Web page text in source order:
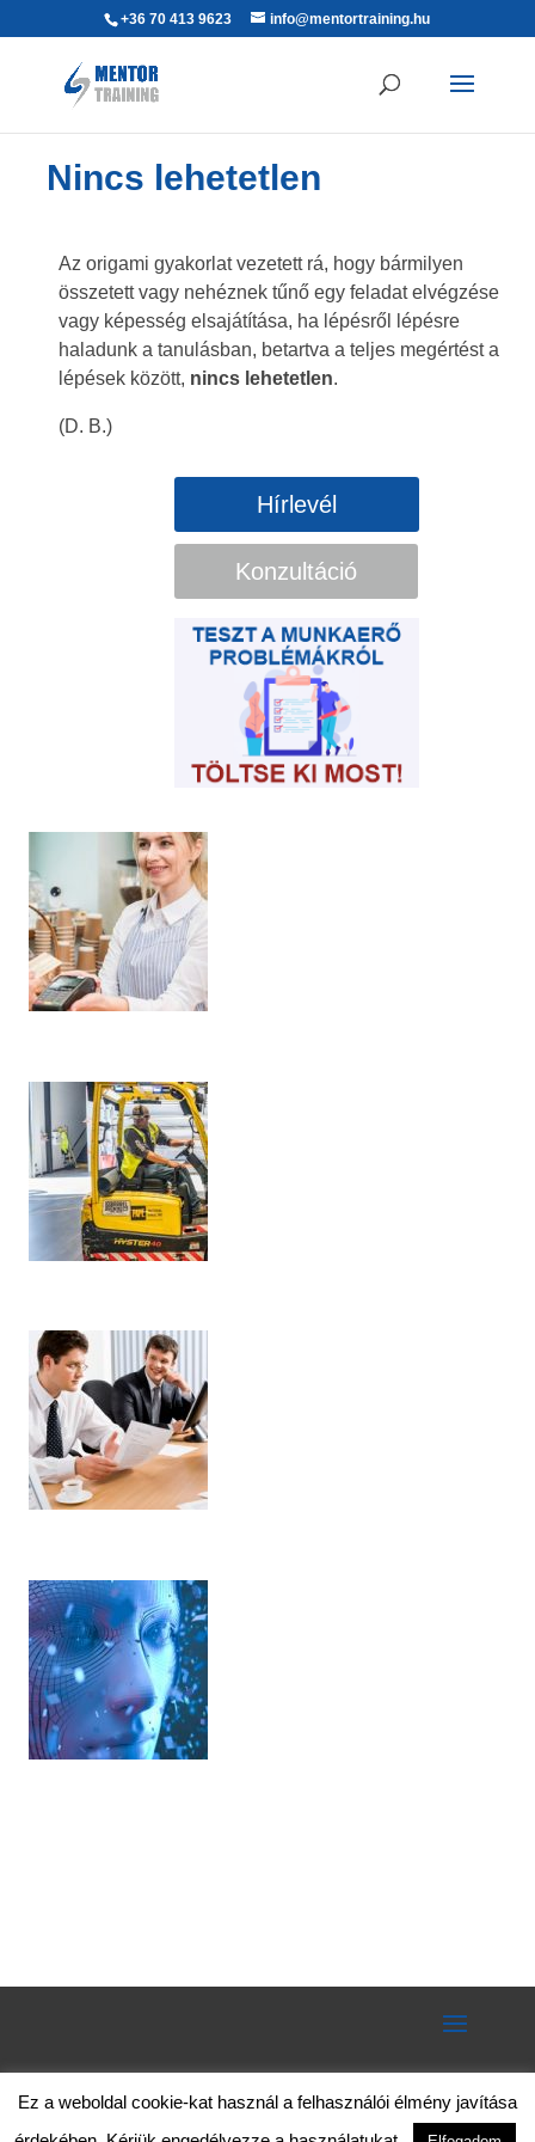
+36 70 413 9623 info@mentortraining.hu
Nincs lehetetlen
Az origami gyakorlat vezetett rá, hogy bármilyen
összetett vagy nehéznek tűnő egy feladat elvégzése
vagy képesség elsajátítása, ha lépésről lépésre
haladunk a tanulásban, betartva a teljes megértést a
lépések között, nincs lehetetlen.
(D. B.)
Hírlevél
Konzultáció
Ez a weboldal cookie-kat használ a felhasználói élmény javítása